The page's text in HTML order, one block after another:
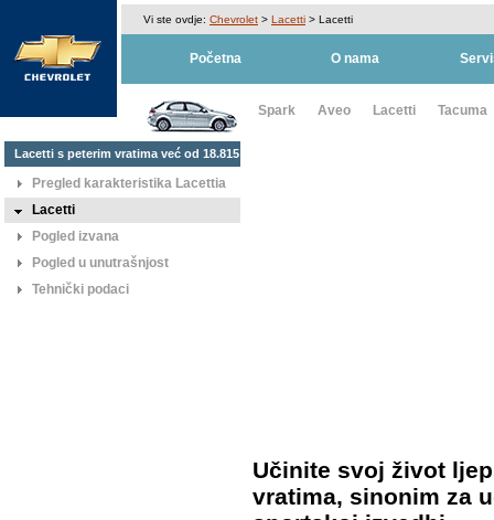
Vi ste ovdje: Chevrolet > Lacetti > Lacetti
Početna O nama
Spark Aveo Lacetti Tacuma
Lacetti s peterim vratima već od 18.815
KM Pregled karakteristika Lacettia
Lacetti
Pogled izvana
Pogled u unutrašnjost
Tehnički podaci
Učinite svoj život
vratima, sinonim za